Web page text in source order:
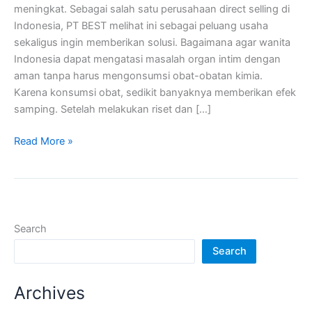
meningkat. Sebagai salah satu perusahaan direct selling di
Indonesia, PT BEST melihat ini sebagai peluang usaha
sekaligus ingin memberikan solusi. Bagaimana agar wanita
Indonesia dapat mengatasi masalah organ intim dengan
aman tanpa harus mengonsumsi obat-obatan kimia.
Karena konsumsi obat, sedikit banyaknya memberikan efek
samping. Setelah melakukan riset dan […]
Read More »
Search
Search
Archives